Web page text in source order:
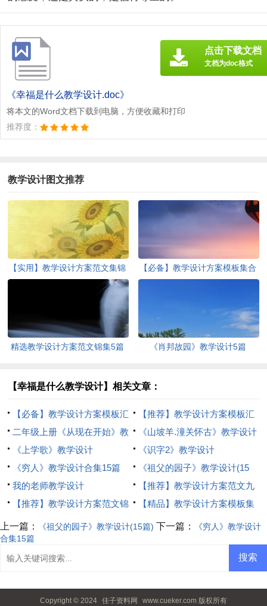
《幸福是什么教学设计.doc》
将本文的Word文档下载到电脑，方便收藏和打印
推荐度：
点击下载文档
文档为doc格式
教学设计图文推荐
【实用】教学设计方案范文集锦
【必备】教学设计方案模板集合
精选教学设计方案范文锦集5篇 《肖邦故园》教学设计5篇
【幸福是什么教学设计】相关文章：
【必备】教学设计方案模板汇
编九篇
【推荐】教学设计方案模板汇
编七篇
二年级上册《从现在开始》教
学设计
《山坡羊.潼关怀古》教学设计
《上学歌》教学设计
《识字2》教学设计
《穷人》教学设计合集15篇
《祖父的园子》教学设计(15
篇)
我的老师教学设计
【推荐】教学设计方案范文九
篇
【推荐】教学设计方案范文锦
集10篇
【精品】教学设计方案模板集
合9篇
上一篇： 《祖父的园子》教学设计(15篇) 下一篇：
《穷人》教学设计
合集15篇
Copyright © 2024 佳子资料网 www.cueker.com 版权所有